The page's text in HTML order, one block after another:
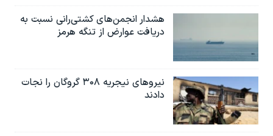
هشدار انجمن‌های کشتی‌رانی نسبت به
دریافت عوارض از تنگه هرمز
نیروهای نیجریه‌ ۳۰۸ گروگان را نجات
دادند